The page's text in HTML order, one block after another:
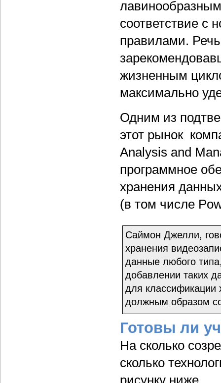
соответствие с
правилами.
жизненным
максимально
Одним из
этот рынок
Analysis and
программное
хранения
(в том числе
Саймон Джелли,
хранения
данные любого
добавлении таких
для классификации
должным образом
Готовы ли
На сколько
сколько
рисунку ниже.